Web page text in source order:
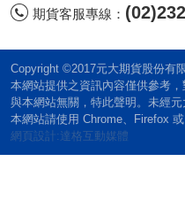
期貨客服專線：
Copyright ©2017元大期貨股份有
本網站提供之資訊內容僅供參考
與本網站無關，特此聲明。未經
本網站請使用 Chrome、Firefox
網頁設計:達格互動媒體